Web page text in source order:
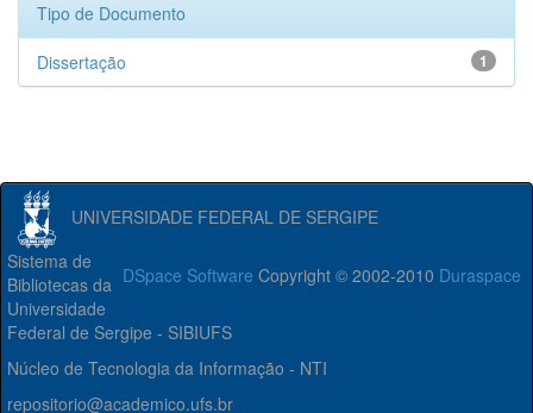
Tipo de Documento
1
Dissertação
UNIVERSIDADE FEDERAL DE SERGIPE
DSpace Software Copyright © 2002-2010 Duraspace
Sistema de
Bibliotecas da
Universidade
Federal de Sergipe - SIBIUFS
Núcleo de Tecnologia da Informação - NTI
repositorio@academico.ufs.br